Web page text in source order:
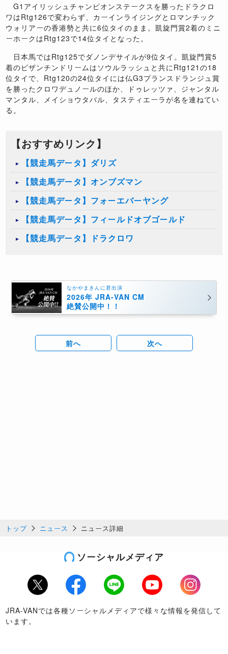
G1アイリッシュチャンピオンステークスを勝ったドラクロ
ワはRtg126で変わらず、カーインライジングとロマンチック
ウォリアーの香港勢と共に6位タイのまま。凱旋門賞2着のミニ
ーホークはRtg123で14位タイとなった。
日本馬ではRtg125でダノンデサイルが9位タイ。凱旋門賞5
着のビザンチンドリームはソウルラッシュと共にRtg121の18
位タイで、Rtg120の24位タイには仏G3プランスドランジュ賞
を勝ったクロワデュノールのほか、ドゥレッツァ、ジャンタル
マンタル、メイショウタバル、タスティエーラが名を連ねてい
る。
【おすすめリンク】
【競走馬データ】ダリズ
【競走馬データ】オンブズマン
【競走馬データ】フォーエバーヤング
【競走馬データ】フィールドオブゴールド
【競走馬データ】ドラクロワ
なかやまきんに君出演
2026年 JRA-VAN CM
絶賛公開中！！
前へ 次へ
トップ ニュース ニュース詳細
ソーシャルメディア
Twitter Facebook LINE Youtube
Instagram
JRA-VANでは各種ソーシャルメディアで様々な情報を発信して
います。